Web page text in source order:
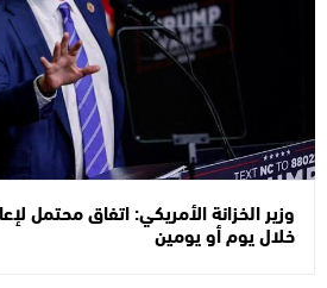
وزير الخزانة الأمريكي: اتفاق محتمل
خلال يوم أو يومين